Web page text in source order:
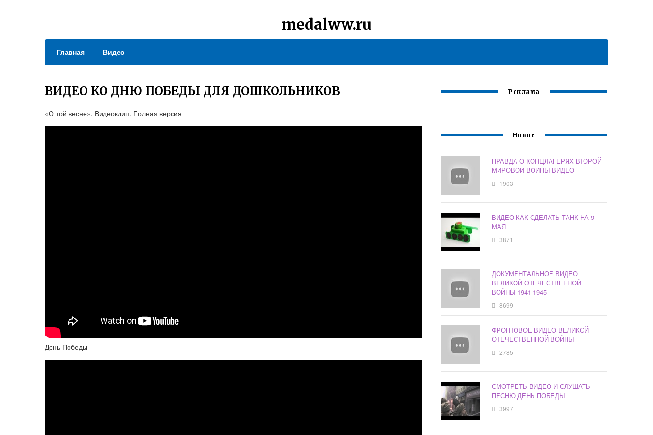
medalww.ru
Главная Видео
ВИДЕО КО ДНЮ ПОБЕДЫ ДЛЯ ДОШКОЛЬНИКОВ
«О той весне». Видеоклип. Полная версия
День Победы
Реклама
Новое
ПРАВДА О КОНЦЛАГЕРЯХ ВТОРОЙ
МИРОВОЙ ВОЙНЫ ВИДЕО
1903
ВИДЕО КАК СДЕЛАТЬ ТАНК НА 9
МАЯ
3871
ДОКУМЕНТАЛЬНОЕ ВИДЕО
ВЕЛИКОЙ ОТЕЧЕСТВЕННОЙ
ВОЙНЫ 1941 1945
8699
ФРОНТОВОЕ ВИДЕО ВЕЛИКОЙ
ОТЕЧЕСТВЕННОЙ ВОЙНЫ
2785
СМОТРЕТЬ ВИДЕО И СЛУШАТЬ
ПЕСНЮ ДЕНЬ ПОБЕДЫ
3997